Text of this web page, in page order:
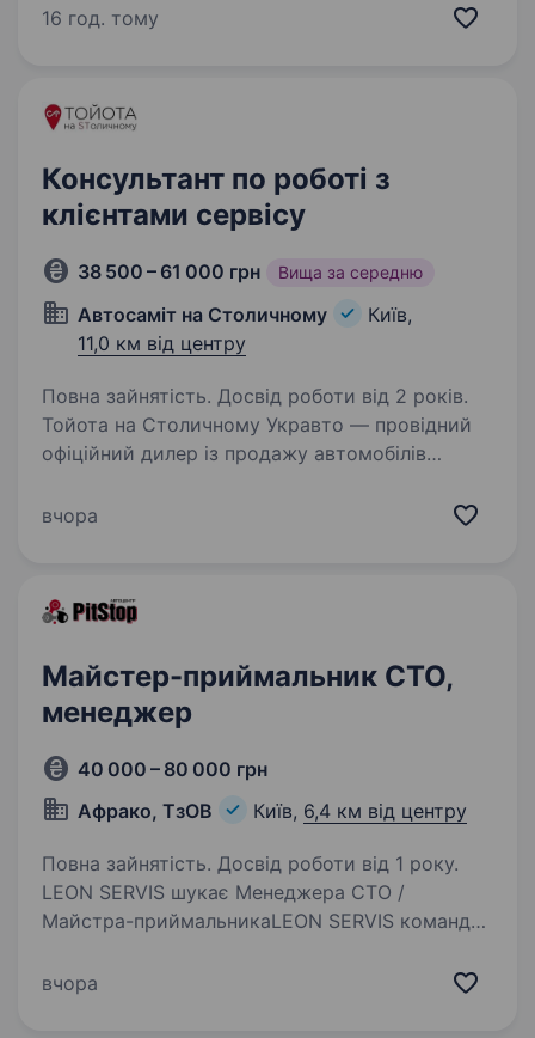
десятки тисяч ГБО по всій Україні,
16 год. тому
Консультант по роботі з
клієнтами сервісу
38 500 – 61 000 грн Вища за середню
Автосаміт на Столичному
Київ,
11,0 км від центру
Повна зайнятість. Досвід роботи від 2 років.
Тойота на Столичному Укравто — провідний
офіційний дилер із продажу автомобілів
у Києві. Ми динамічно розвиваємося
вчора
Майстер-приймальник СТО,
менеджер
40 000 – 80 000 грн
Афрако, ТзОВ
Київ, 6,4 км від центру
Повна зайнятість. Досвід роботи від 1 року.
LEON SERVIS шукає Менеджера СТО /
Майстра-приймальникаLEON SERVIS команда
чесність та довіру клієнтів. Зараз
вчора